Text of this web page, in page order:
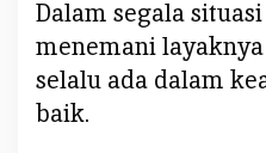
Dalam segala
menemani
selalu ada dalam
baik.